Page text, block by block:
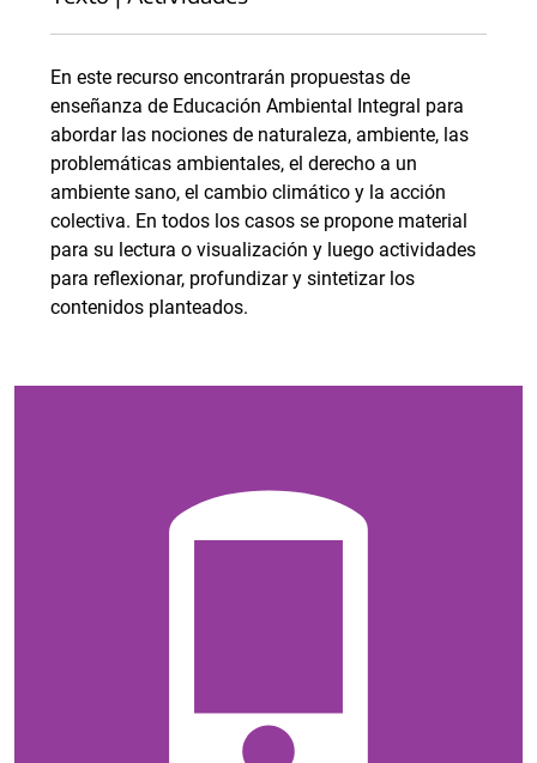
En este recurso encontrarán propuestas de
enseñanza de Educación Ambiental Integral para
abordar las nociones de naturaleza, ambiente, las
problemáticas ambientales, el derecho a un
ambiente sano, el cambio climático y la acción
colectiva. En todos los casos se propone material
para su lectura o visualización y luego actividades
para reflexionar, profundizar y sintetizar los
contenidos planteados.